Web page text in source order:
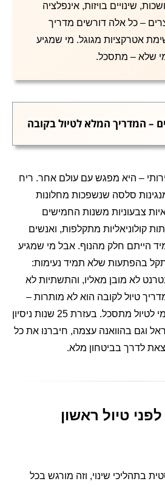
שינויים בויזות, אינפלציה
– כל אלה דורשים מדריך
אטרקציות מגוגל. מי שמגיע
שלא – מתסכל.
– המדריך המלא לטיול בקובה
– היא מפגש עם עולם אחר. ריח
סלסה שנשפכות מחלונות
צבעוניות משנות החמישים
קולוניאליות מתקלפות, ואנשים
הייתם חלק מהנוף. אבל מי שמגיע
בהפתעות שלא תמיד נעימות:
לא מובן מאליו, והתשתיות לא
טיול לקובה הוא לא מותרות –
הוא ההבדל בין טיול חלומי לטיול מתסכל. בעזרת 25 שנות ניסיון
וגם בהוואנה עצמה, חיברנו את כל
לדרך בביטחון מלא.
טיול ראשון
בתהליכי שינוי, וזה מורגש בכל